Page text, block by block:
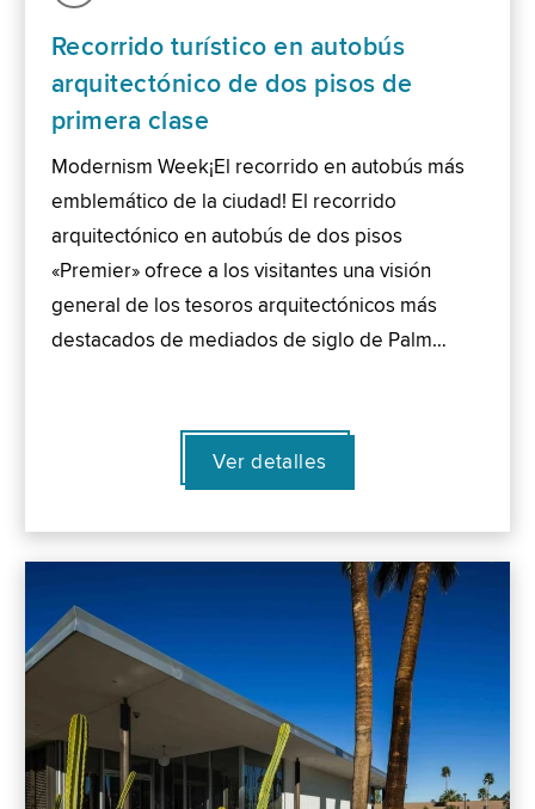
Recorrido turístico en autobús
arquitectónico de dos pisos de
primera clase
Modernism Week¡El recorrido en autobús más
emblemático de la ciudad! El recorrido
arquitectónico en autobús de dos pisos
«Premier» ofrece a los visitantes una visión
general de los tesoros arquitectónicos más
destacados de mediados de siglo de Palm…
Ver detalles